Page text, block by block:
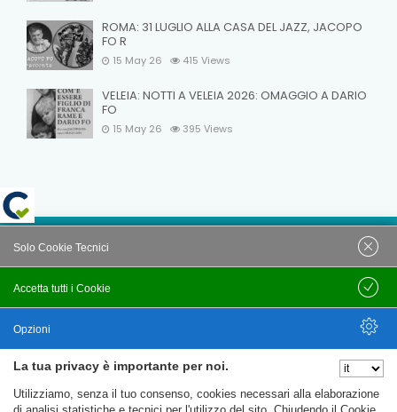
ROMA: 31 LUGLIO ALLA CASA DEL JAZZ, JACOPO
FO R
15 May 26 415 Views
VELEIA: NOTTI A VELEIA 2026: OMAGGIO A DARIO
FO
15 May 26 395 Views
© C.T.F.R. srl Compagnia Teatrale Fo Rame | All rights
reserved Uffici e Sede Legale: Loc. Santa Cristina 14 - 06024
Privacy Policy
La tua privacy è importante per noi.
Utilizziamo, senza il tuo consenso, cookies necessari alla elaborazione
Accetta tutti i Cookie
Solo Cookie Tecnici
Salva
Opzioni
Nascondi Opzioni